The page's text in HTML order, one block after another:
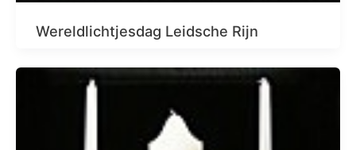
Wereldlichtjesdag Leidsche Rijn